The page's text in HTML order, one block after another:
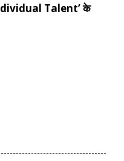
Talent’ के